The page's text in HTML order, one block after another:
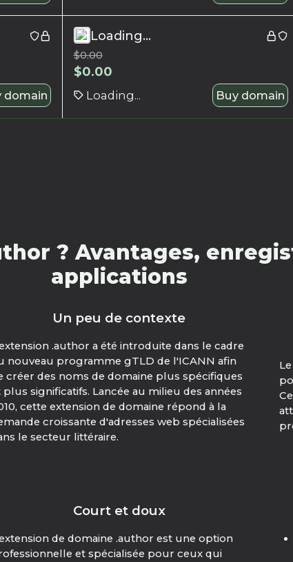
domain
Loading...
$0.00
$0.00
Loading... Buy domain
? Avantages,
applications
Un peu de contexte
.author a été introduite dans le cadre
nouveau programme gTLD de l'ICANN afin
créer des noms de domaine plus spécifiques
plus significatifs. Lancée au milieu des années
cette extension de domaine répond à la
croissante d'adresses web spécialisées
le secteur littéraire.
Court et doux
de domaine .author est une option
et spécialisée pour ceux qui